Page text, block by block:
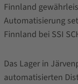
Finnland
Automatisierung
Finnland bei SSI
Das Lager in
automatisierten